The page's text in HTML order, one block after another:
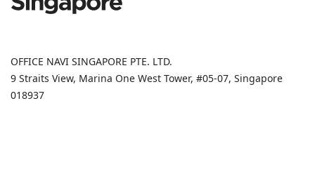
OFFICE NAVI SINGAPORE PTE. LTD.
9 Straits View, Marina One West Tower, #05-07, Singapore
018937